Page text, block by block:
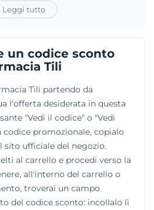
a formulazioni di
per i capelli, il viso e il corpo.
celiaci o prodotti
dei neonati. L'azienda
visibilità anche al marchio
di una produzione
Italia.
Leggi tutto
un codice sconto
Tili
Tili partendo da
l'offerta desiderata in questa
"Vedi il codice" o "Vedi
codice promozionale, copialo
sito ufficiale del negozio.
al carrello e procedi verso la
all'interno del carrello o
troverai un campo
del codice sconto: incollalo lì